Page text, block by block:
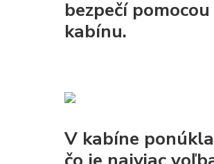
bezpečí
kabínu.
V kabíne ponúkla